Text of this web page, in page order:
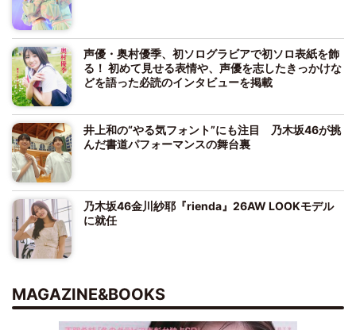
声優・奥村優季、初ソログラビアで初ソロ表紙を飾
る！ 初めて見せる表情や、声優を志したきっかけな
どを語った必読のインタビューを掲載
井上和の“やる気フォント”にも注目 乃木坂46が挑
んだ書道パフォーマンスの舞台裏
乃木坂46金川紗耶『rienda』26AW LOOKモデル
に就任
MAGAZINE&BOOKS